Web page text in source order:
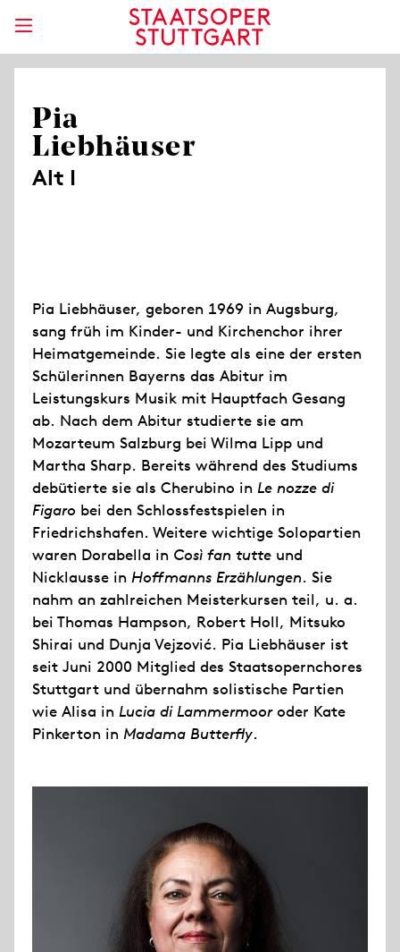
Pia
Liebhäuser
Alt I
Pia Liebhäuser, geboren 1969 in Augsburg,
sang früh im Kinder- und Kirchenchor ihrer
Heimatgemeinde. Sie legte als eine der ersten
Schülerinnen Bayerns das Abitur im
Leistungskurs Musik mit Hauptfach Gesang
ab. Nach dem Abitur studierte sie am
Mozarteum Salzburg bei Wilma Lipp und
Martha Sharp. Bereits während des Studiums
debütierte sie als Cherubino in Le nozze di
Figaro bei den Schlossfestspielen in
Friedrichshafen. Weitere wichtige Solopartien
waren Dorabella in Così fan tutte und
Nicklausse in Hoffmanns Erzählungen. Sie
nahm an zahlreichen Meisterkursen teil, u. a.
bei Thomas Hampson, Robert Holl, Mitsuko
Shirai und Dunja Vejzović. Pia Liebhäuser ist
seit Juni 2000 Mitglied des Staatsopernchores
Stuttgart und übernahm solistische Partien
wie Alisa in Lucia di Lammermooroder Kate
Pinkerton in Madama Butterfly.